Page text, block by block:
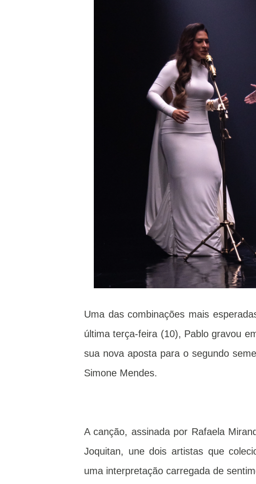
Uma das combinações mais
última terça-feira (10), Pablo gravou
sua nova aposta para o segundo
Simone Mendes.
A canção, assinada por Rafaela
Joquitan, une dois artistas que
uma interpretação carregada de